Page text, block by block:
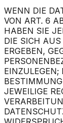
WENN DIE
VON ART. 6
HABEN SIE
DIE SICH
ERGEBEN,
JEWEILIGE